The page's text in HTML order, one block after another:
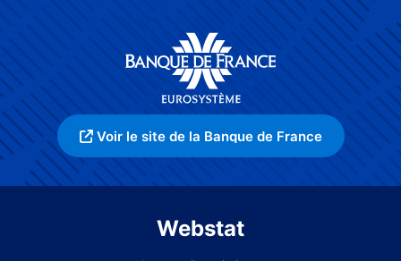
Voir le site de la Banque de France
Webstat